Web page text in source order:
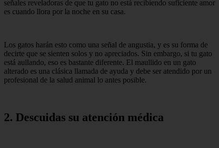
señales reveladoras de que tu gato no está recibiendo suficiente amor
es cuando llora por la noche en su casa.
Los gatos harán esto como una señal de angustia, y es su forma de
decirte que se sienten solos y no apreciados. Sin embargo, si tu gato
está aullando, eso es bastante diferente. El maullido en un gato
alterado es una clásica llamada de ayuda y debe ser atendido por un
profesional de la salud animal lo antes posible.
2. Descuidas su atención médica